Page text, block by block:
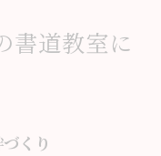
書道教室に
くり